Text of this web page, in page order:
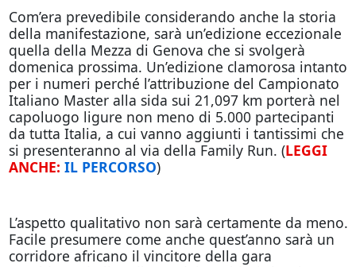
Com’era prevedibile considerando anche la storia
della manifestazione, sarà un’edizione eccezionale
quella della Mezza di Genova che si svolgerà
domenica prossima. Un’edizione clamorosa intanto
per i numeri perché l’attribuzione del Campionato
Italiano Master alla sida sui 21,097 km porterà nel
capoluogo ligure non meno di 5.000 partecipanti
da tutta Italia, a cui vanno aggiunti i tantissimi che
si presenteranno al via della Family Run. (LEGGI
ANCHE: IL PERCORSO)
L’aspetto qualitativo non sarà certamente da meno.
Facile presumere come anche quest’anno sarà un
corridore africano il vincitore della gara